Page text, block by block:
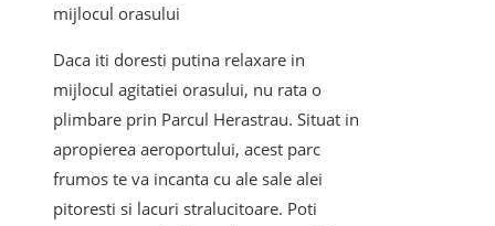
mijlocul orasului
Daca iti doresti putina relaxare in
mijlocul agitatiei orasului, nu rata o
plimbare prin Parcul Herastrau. Situat in
apropierea aeroportului, acest parc
frumos te va incanta cu ale sale alei
pitoresti si lacuri stralucitoare. Poti